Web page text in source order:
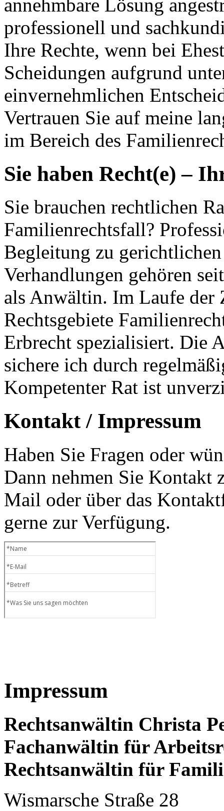
annehmbare Lösung
professionell und
Ihre Rechte, wenn bei
Scheidungen aufgrund
einvernehmlichen
Vertrauen Sie auf meine
im Bereich des
Sie haben Recht(e) –
Sie brauchen rechtlichen
Familienrechtsfall?
Begleitung zu
Verhandlungen gehören
als Anwältin. Im Laufe der
Rechtsgebiete
Erbrecht spezialisiert. Die
sichere ich durch
Kompetenter Rat ist
Kontakt / Impressum
Haben Sie Fragen oder
Dann nehmen Sie Kontakt
Mail oder über das
gerne zur Verfügung.
Impressum
Rechtsanwältin Christa
Fachanwältin für
Rechtsanwältin für
Wismarsche Straße 28